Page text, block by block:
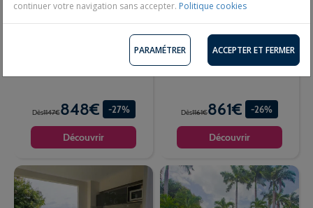
7 jours / 5 nuits - Logement seul
Dès1147€848€ -27%
Découvrir
de voiture et package activité
en option
Guadeloupe, Pointe-à-Pitre
7 jours / 5 nuits - Petit Déjeuner
Dès1161€861€ -26%
Découvrir
continuer votre navigation sans accepter. Politique cookies
PARAMÉTRER ACCEPTER ET FERMER